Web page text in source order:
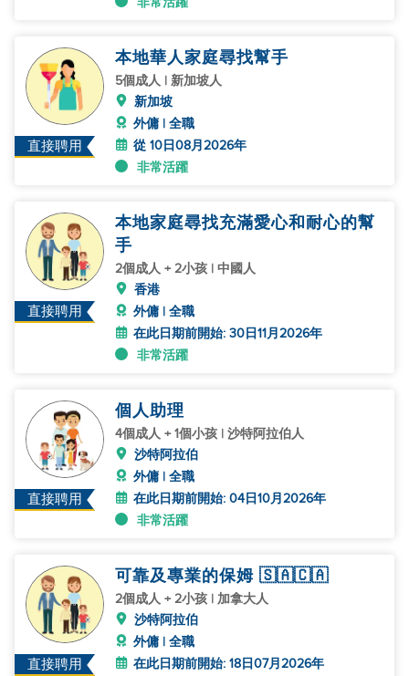
直接聘用
本地華人家庭尋找幫手
5個成人 | 新加坡人
新加坡
外傭 | 全職
從 10日08月2026年
非常活躍
直接聘用
本地家庭尋找充滿愛心和耐心的幫
手
2個成人 + 2小孩 | 中國人
香港
外傭 | 全職
在此日期前開始: 30日11月2026年
非常活躍
直接聘用
個人助理
4個成人 + 1個小孩 | 沙特阿拉伯人
沙特阿拉伯
外傭 | 全職
在此日期前開始: 04日10月2026年
非常活躍
直接聘用
可靠及專業的保姆 🇸🇦🇨🇦
2個成人 + 2小孩 | 加拿大人
沙特阿拉伯
外傭 | 全職
在此日期前開始: 18日07月2026年